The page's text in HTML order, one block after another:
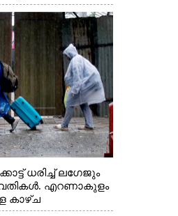
ആന്തൽ മറന്ന്
ഓട്ടം. എറണാകുളം
കാഴ്ച
ധരിച്ച് ലഗേജും
എറണാകുളം
കാഴ്ച